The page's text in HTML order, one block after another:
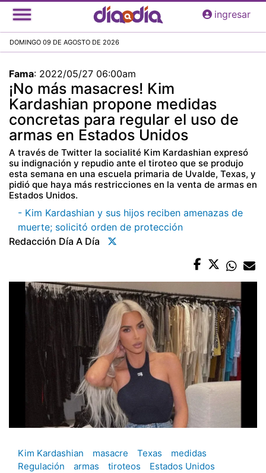
Pasar
al
principal
ingresar
DOMINGO 09 DE AGOSTO DE 2026
Fama: 2022/05/27 06:00am
¡No más masacres! Kim
Kardashian propone medidas
concretas para regular el uso de
armas en Estados Unidos
A través de Twitter la socialité Kim Kardashian expresó
su indignación y repudio ante el tiroteo que se produjo
esta semana en una escuela primaria de Uvalde, Texas, y
pidió que haya más restricciones en la venta de armas en
Estados Unidos.
- Kim Kardashian y sus hijos reciben amenazas de
muerte; solicitó orden de protección
Redacción Día A Día
Kim Kardashian masacre Texas
medidas
Regulación
armas tiroteos
Estados Unidos